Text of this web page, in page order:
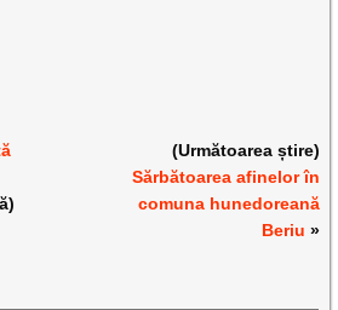
(Următoarea știre)
Sărbătoarea afinelor în
comuna hunedoreană
Beriu »